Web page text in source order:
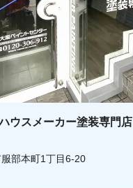
ウスメーカー塗装専門店
部本町1丁目6-20